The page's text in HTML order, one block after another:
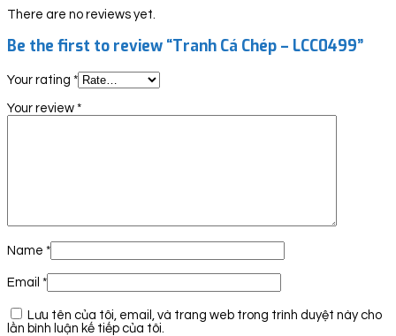
There are no reviews yet.
Be the first to review “Tranh Cá Chép – LCC0499”
Your rating *
Your review *
Name *
Email *
Lưu tên của tôi, email, và trang web trong trình duyệt này cho
lần bình luận kế tiếp của tôi.